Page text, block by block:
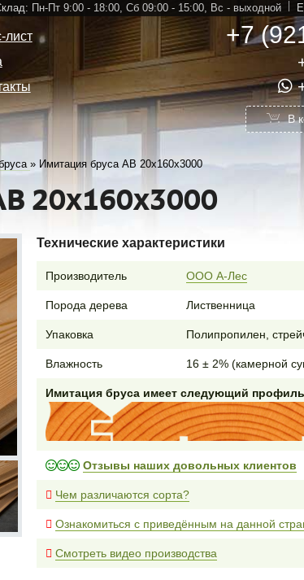
Пн-Пт 9:00 - 18:00, Сб 09:00 - 15:00, Вс - выходной
лист
+7
В
» Имитация бруса АВ 20х160х3000
20х160х3000
Технические характеристики
Производитель ООО А-Лес
Порода дерева Лиственница
Упаковка Полипропилен,
Влажность 16 ± 2% (камерной
Имитация бруса имеет следующий
Отзывы наших довольных клиентов
Чем различаются сорта?
Ознакомиться с приведённым на данной
Смотреть видео производства